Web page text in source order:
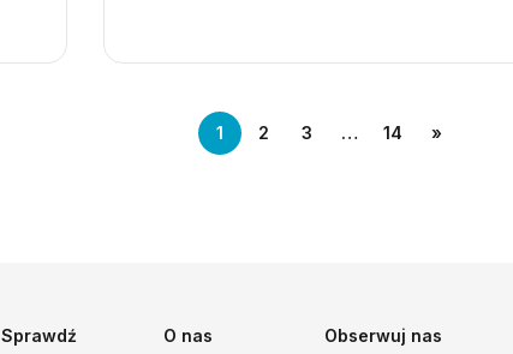
1 2 3 … 14 »
Sprawdź O nas Obserwuj nas